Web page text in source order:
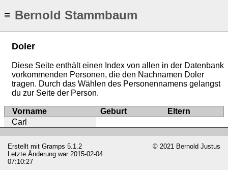
≡ Bernold Stammbaum
Doler
Diese Seite enthält einen Index von allen in der Datenbank
vorkommenden Personen, die den Nachnamen Doler
tragen. Durch das Wählen des Personennamens gelangst
du zur Seite der Person.
Vorname Geburt
Eltern
Carl
Erstellt mit Gramps 5.1.2
Letzte Änderung war 2015-02-04
07:10:27
© 2021 Bernold Justus